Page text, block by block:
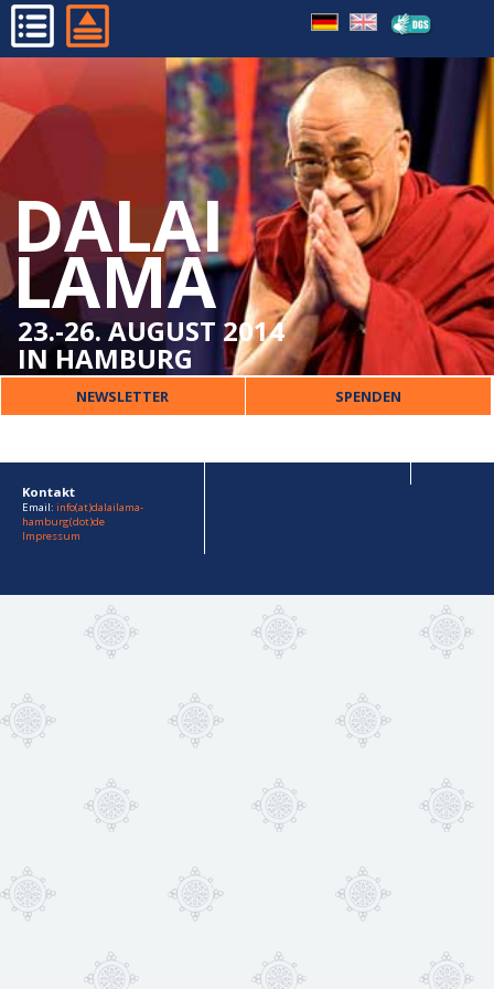
DALAI
LAMA
23.-26. AUGUST 2014
IN HAMBURG
PROGRAMM
ORGANISATORISCHES
VERANSTALTER
PRESSE
KONTAKT
FAQ
IMPRESSUM
DATENSCHUTZ
NEWSLETTER SPENDEN
Kontakt
Email: info(at)dalailama-
hamburg(dot)de
Impressum